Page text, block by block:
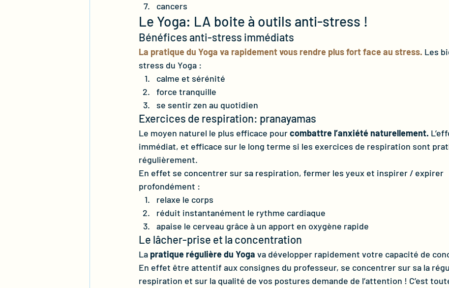
cancers
Le Yoga: LA boite à outils anti-stress !
Bénéfices anti-stress immédiats
La pratique du Yoga va rapidement vous rendre plus fort face au stress. Les
stress du Yoga :
calme et sérénité
force tranquille
se sentir zen au quotidien
Exercices de respiration: pranayamas
Le moyen naturel le plus efficace pour combattre l’anxiété naturellement.
immédiat, et efficace sur le long terme si les exercices de respiration sont
régulièrement.
En effet se concentrer sur sa respiration, fermer les yeux et inspirer / expirer
profondément :
relaxe le corps
réduit instantanément le rythme cardiaque
apaise le cerveau grâce à un apport en oxygène rapide
Le lâcher-prise et la concentration
La pratique régulière du Yoga va développer rapidement votre capacité de
En effet être attentif aux consignes du professeur, se concentrer sur sa la
respiration et sur la qualité de vos postures demande de l’attention ! C’est